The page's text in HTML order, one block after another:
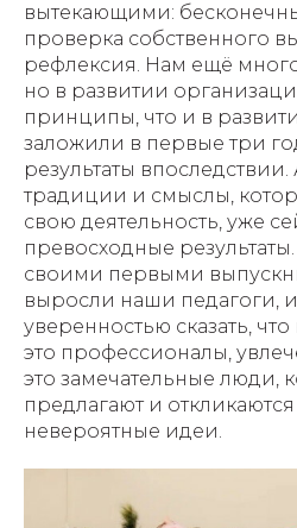
вытекающими:
проверка собственного
рефлексия. Нам ещё
но в развитии
принципы, что и в
заложили в первые три
результаты
традиции и смыслы,
свою деятельность, уже
превосходные
своими первыми
выросли наши педагоги,
уверенностью сказать,
это профессионалы,
это замечательные люди,
предлагают и
невероятные идеи.